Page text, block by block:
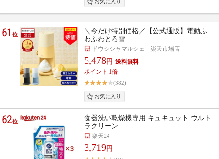
61位
＼今だけ特別価格／【公式通販】電動ふ
わふわとろ雪…
ドウシシャマルシェ 楽天市場店
5,478円
ポイント 1倍
(382)
62位
食器洗い乾燥機専用 キュキュット ウルト
ラクリーン…
楽天24
3,719円